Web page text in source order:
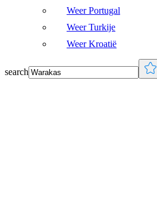
Weer Portugal
Weer Turkije
Weer Kroatië
search